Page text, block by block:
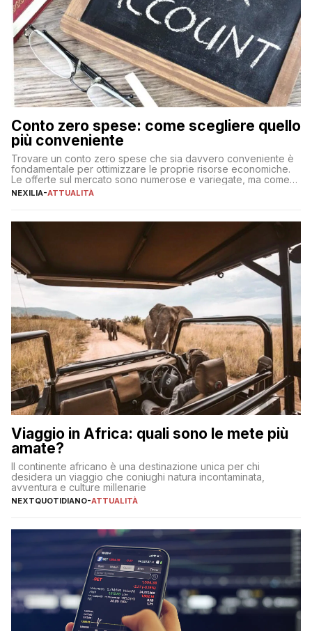
Conto zero spese: come scegliere quello
più conveniente
Trovare un conto zero spese che sia davvero conveniente è
fondamentale per ottimizzare le proprie risorse economiche.
Le offerte sul mercato sono numerose e variegate, ma come
individuare quella più adatta alle proprie esigenze senza
sul […]
NEXILIA-ATTUALITÀ
Viaggio in Africa: quali sono le mete più
amate?
Il continente africano è una destinazione unica per chi
desidera un viaggio che coniughi natura incontaminata,
avventura e culture millenarie
NEXTQUOTIDIANO-ATTUALITÀ